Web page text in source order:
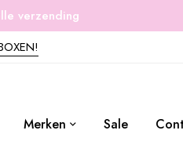
verzending
Merken Sale